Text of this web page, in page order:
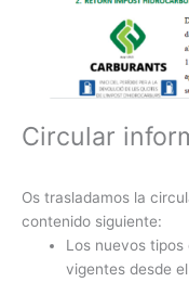
Circular
Os trasladamos la
contenido siguiente:
Los nuevos
vigentes desde